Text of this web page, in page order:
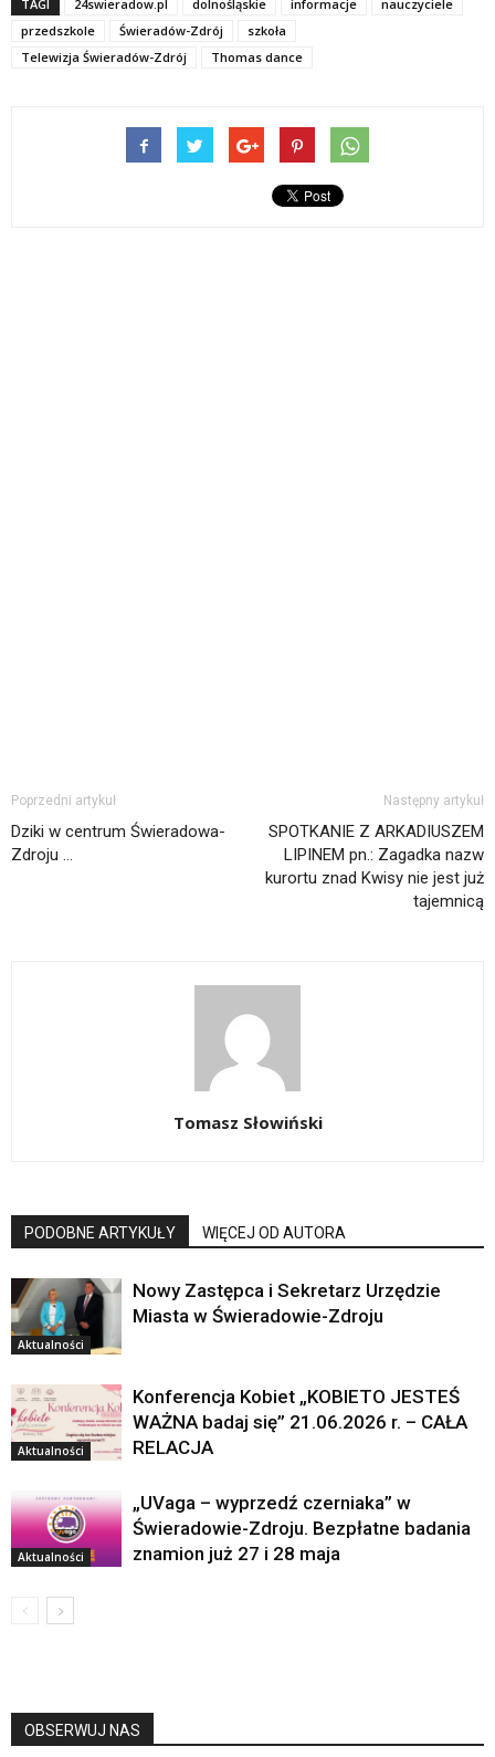
TAGI 24swieradow.pl dolnośląskie informacje
nauczyciele
przedszkole
Świeradów-Zdrój
szkoła
Telewizja Świeradów-Zdrój
Thomas dance
Poprzedni artykuł
Dziki w centrum Świeradowa-
Zdroju …
Następny artykuł
SPOTKANIE Z ARKADIUSZEM
LIPINEM pn.: Zagadka nazw
kurortu znad Kwisy nie jest już
tajemnicą
Tomasz Słowiński
PODOBNE ARTYKUŁY WIĘCEJ OD AUTORA
Aktualności
Nowy Zastępca i Sekretarz Urzędzie
Miasta w Świeradowie-Zdroju
Aktualności
Konferencja Kobiet „KOBIETO JESTEŚ
WAŻNA badaj się” 21.06.2026 r. – CAŁA
RELACJA
Aktualności
„UVaga – wyprzedź czerniaka” w
Świeradowie-Zdroju. Bezpłatne badania
znamion już 27 i 28 maja
OBSERWUJ NAS